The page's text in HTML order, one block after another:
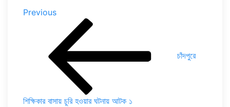
Post
navigation
Previous
Previous
চাঁদপুরে
শিক্ষিকার বাসায় চুরি হওয়ার ঘটনায় আটক ১